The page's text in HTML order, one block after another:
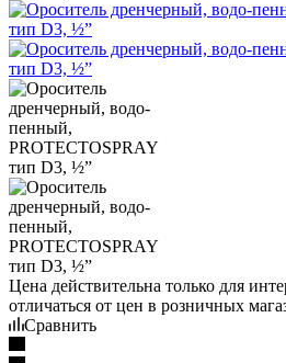
Цена действительна только для
отличаться от цен в розничных
Сравнить